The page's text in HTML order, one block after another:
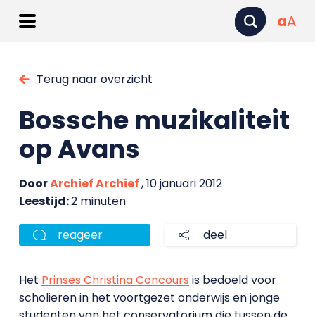
aA
Terug naar overzicht
Bossche muzikaliteit
op Avans
DoorArchief Archief, 10 januari 2012
Leestijd:2 minuten
reageer deel
Het Prinses Christina Concours is bedoeld voor
scholieren in het voortgezet onderwijs en jonge